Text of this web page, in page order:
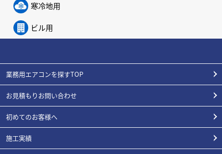
寒冷地用
ビル用
業務用エアコンを探すTOP
お見積もりお問い合わせ
初めてのお客様へ
施工実績